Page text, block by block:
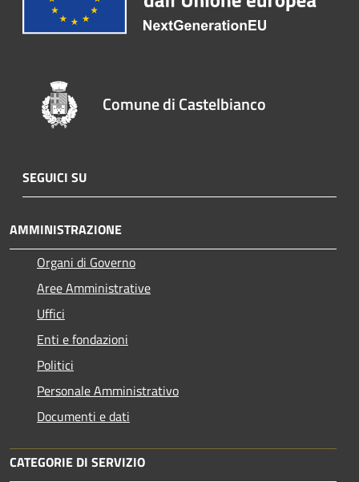
Comune di Castelbianco
SEGUICI SU
AMMINISTRAZIONE
Organi di Governo
Aree Amministrative
Uffici
Enti e fondazioni
Politici
Personale Amministrativo
Documenti e dati
CATEGORIE DI SERVIZIO